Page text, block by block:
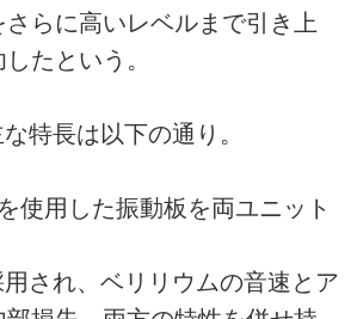
らに高いレベルまで引き上
たという。
特長は以下の通り。
使用した振動板を両ユニット
され、ベリリウムの音速とア